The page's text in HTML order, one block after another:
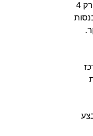
שהמדינה מתקשה לשווק מחצבות, ומתוך 18 שיועדו לשיווק רק 7 שווקו בפועל, ורק 4